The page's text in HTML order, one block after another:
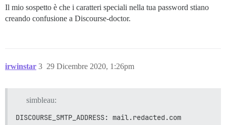
Il mio sospetto è che i caratteri speciali nella tua password stiano
creando confusione a Discourse-doctor.
irwinstar 29 Dicembre 2020, 1:26pm
3
simbleau:
DISCOURSE_SMTP_ADDRESS: mail.redacted.com